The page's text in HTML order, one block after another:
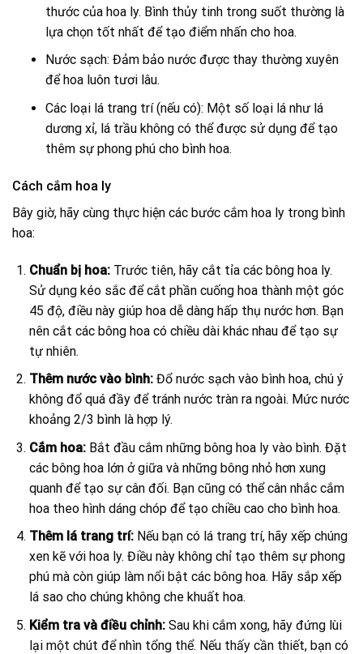
thước của hoa ly. Bình thủy tinh trong suốt thường là
lựa chọn tốt nhất để tạo điểm nhấn cho hoa.
Nước sạch: Đảm bảo nước được thay thường xuyên
để hoa luôn tươi lâu.
Các loại lá trang trí (nếu có): Một số loại lá như lá
dương xỉ, lá trầu không có thể được sử dụng để tạo
thêm sự phong phú cho bình hoa.
Cách cắm hoa ly
Bây giờ, hãy cùng thực hiện các bước cắm hoa ly trong bình
hoa:
Chuẩn bị hoa:Trước tiên, hãy cắt tỉa các bông hoa ly.
Sử dụng kéo sắc để cắt phần cuống hoa thành một góc
45 độ, điều này giúp hoa dễ dàng hấp thụ nước hơn. Bạn
nên cắt các bông hoa có chiều dài khác nhau để tạo sự
tự nhiên.
Thêm nước vào bình:Đổ nước sạch vào bình hoa, chú ý
không đổ quá đầy để tránh nước tràn ra ngoài. Mức nước
khoảng 2/3 bình là hợp lý.
Cắm hoa:Bắt đầu cắm những bông hoa ly vào bình. Đặt
các bông hoa lớn ở giữa và những bông nhỏ hơn xung
quanh để tạo sự cân đối. Bạn cũng có thể cân nhắc cắm
hoa theo hình dáng chóp để tạo chiều cao cho bình hoa.
Thêm lá trang trí:Nếu bạn có lá trang trí, hãy xếp chúng
xen kẽ với hoa ly. Điều này không chỉ tạo thêm sự phong
phú mà còn giúp làm nổi bật các bông hoa. Hãy sắp xếp
lá sao cho chúng không che khuất hoa.
Kiểm tra và điều chỉnh:Sau khi cắm xong, hãy đứng lùi
lại một chút để nhìn tổng thể. Nếu thấy cần thiết, bạn có